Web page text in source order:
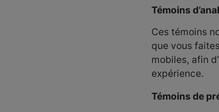
Témoins
Ces témoins
que vous
mobiles, afin
expérience.
Témoins de